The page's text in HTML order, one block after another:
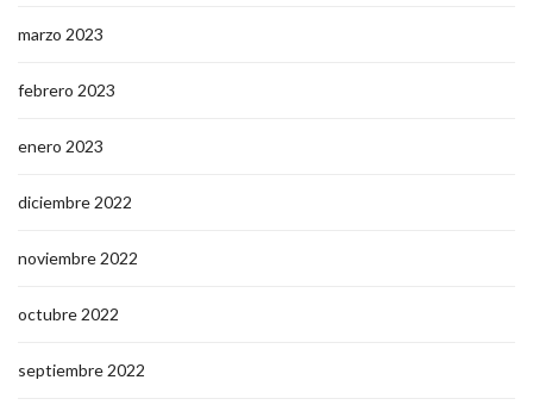
marzo 2023
febrero 2023
enero 2023
diciembre 2022
noviembre 2022
octubre 2022
septiembre 2022